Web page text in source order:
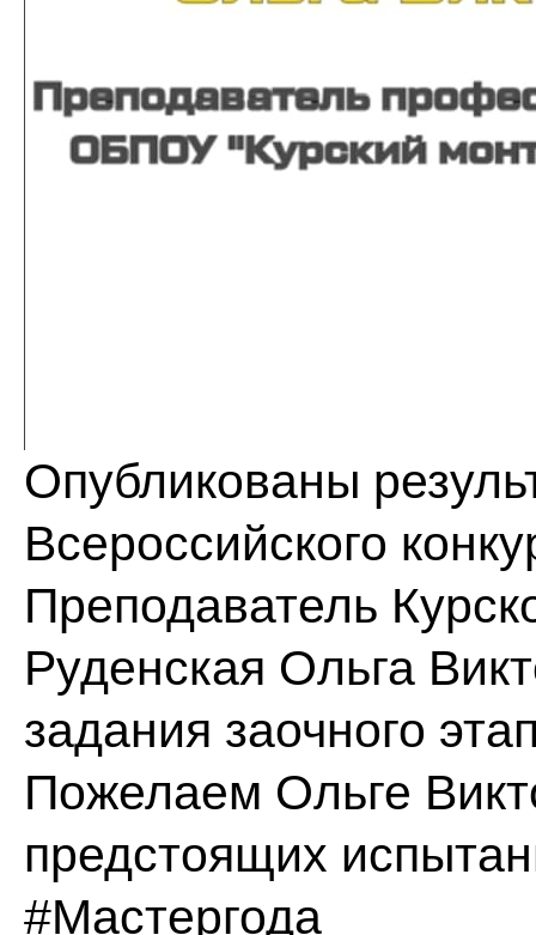
Опубликованы
Всероссийского
Преподаватель
Руденская Ольга
задания заочного
Пожелаем Ольге
предстоящих
#Мастергода